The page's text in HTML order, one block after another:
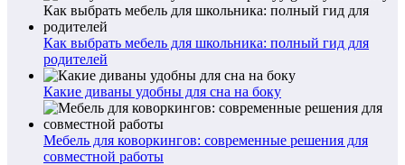
Как выбрать мебель для школьника: полный гид для
родителей
Какие диваны удобны для сна на боку
Мебель для коворкингов: современные решения для
совместной работы